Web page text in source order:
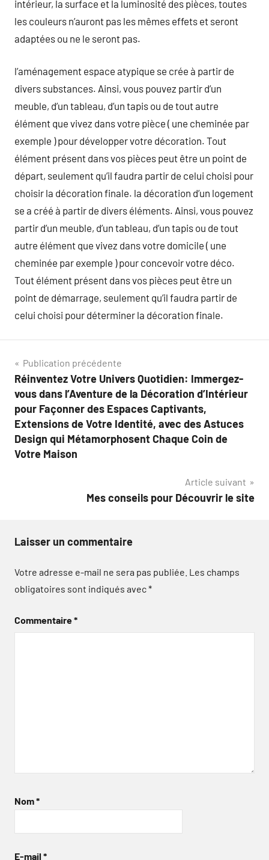
intérieur, la surface et la luminosité des pièces, toutes
les couleurs n’auront pas les mêmes effets et seront
adaptées ou ne le seront pas.
l’aménagement espace atypique se crée à partir de
divers substances. Ainsi, vous pouvez partir d’un
meuble, d’un tableau, d’un tapis ou de tout autre
élément que vivez dans votre pièce ( une cheminée par
exemple ) pour développer votre décoration. Tout
élément présent dans vos pièces peut être un point de
départ, seulement qu’il faudra partir de celui choisi pour
choisir la décoration finale. la décoration d’un logement
se a créé à partir de divers éléments. Ainsi, vous pouvez
partir d’un meuble, d’un tableau, d’un tapis ou de tout
autre élément que vivez dans votre domicile ( une
cheminée par exemple ) pour concevoir votre déco.
Tout élément présent dans vos pièces peut être un
point de démarrage, seulement qu’il faudra partir de
celui choisi pour déterminer la décoration finale.
Navigation
de
l’article
Publication précédente
Réinventez Votre Univers Quotidien: Immergez-
vous dans l’Aventure de la Décoration d’Intérieur
pour Façonner des Espaces Captivants,
Extensions de Votre Identité, avec des Astuces
Design qui Métamorphosent Chaque Coin de
Votre Maison
Article suivant
Mes conseils pour Découvrir le site
Laisser un commentaire
Votre adresse e-mail ne sera pas publiée. Les champs
obligatoires sont indiqués avec*
Commentaire*
Nom*
E-mail *